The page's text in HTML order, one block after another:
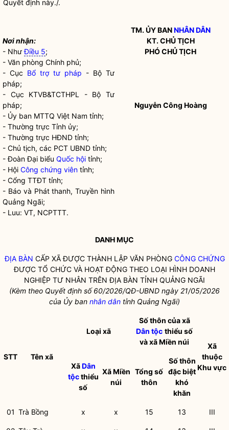
Quyết định này./.
Nơi nhận:
- NhưĐiều 5;
- Văn phòng Chính phủ;
- Cục Bổ trợ tư pháp - Bộ Tư
pháp;
- Cục KTVB&TCTHPL - Bộ Tư
pháp;
- Ủy ban MTTQ Việt Nam tỉnh;
- Thường trực Tỉnh ủy;
- Thường trực HĐND tỉnh;
- Chủ tịch, các PCT UBND tỉnh;
- Đoàn Đại biểu Quốc hội tỉnh;
- Hội Công chứng viên tỉnh;
- Cổng TTĐT tỉnh;
- Báo và Phát thanh, Truyền hình
Quảng Ngãi;
- Luu: VT, NCPTTT.
TM. ỦY BANNHÂN DÂN
KT. CHỦ TỊCH
PHÓ CHỦ TỊCH
Nguyễn Công Hoàng
DANH MỤC
ĐỊA BÀN CẤP XÃ ĐƯỢC THÀNH LẬP VĂN PHÒNG CÔNG CHỨNG
ĐƯỢC TỔ CHỨC VÀ HOẠT ĐỘNG THEO LOẠI HÌNH DOANH
NGHIỆP TƯ NHÂN TRÊNĐỊA BÀN TỈNH QUẢNG NGÃI
(Kèm theo Quyết định số 60/2026/QĐ-UBND ngày 21/05/2026
của Ủy ban nhân dân tỉnh Quảng Ngãi)
STT Tên xã
Loại xã
Số thôn của xã
Dân tộc thiểu số
và xã Miền núi
Xã
thuộc
Khu vực
XãDân
tộcthiểu
số
Xã Miền
núi
Tổng số
thôn
Số thôn
đặc biệt
khó
khăn
01 Trà Bồng x x 15 13 III